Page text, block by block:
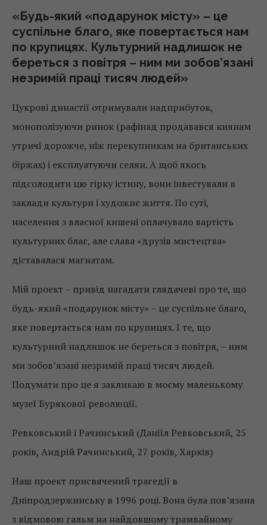
«Будь-який «подарунок місту» – це
суспільне благо, яке повертається нам
по крупицях. Культурний надлишок не
береться з повітря – ним ми зобов’язані
незримій праці тисяч людей»
Цукрові династії отримували надприбуток,
монополізуючи ринок (рафінад продавався киянам
утричі дорожче, ніж перекупникам на британських
біржах) і експлуатуючи селян. А щоб якось
підсолодити цю гірку істину, вони інвестували в
заклади культури і художнє життя. По суті,
населення з власної кишені оплачувало вартість
культурних благ, але слава «друзів мистецтва»
діставалася магнатам.
Мій проект – привід нагадати глядачеві про те, що
будь-який «подарунок місту» – це суспільне благо,
яке повертається нам по крупицях. І те, що
культурний надлишок не береться з повітря, – ним
ми зобов’язані незримій праці тисяч людей.
Подумати про це я закликаю в моєму маленькому
музеї Бурякової революції.
Ревковський і Рачинський (Даніїл Ревковський, 25
років, Андрій Рачинський, 27 років, Харків)
Наш проект присвячений трагедії в
Дніпродзержинську в 1996 році. Вона була пов’язана
з відмовою гальм на найдовшому трамвайному